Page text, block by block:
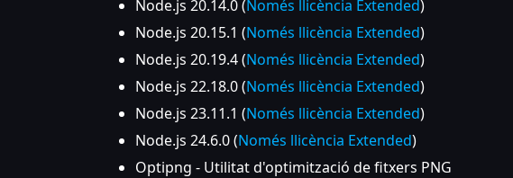
Node.js 20.14.0 (Només llicència Extended)
Node.js 20.15.1 (Només llicència Extended)
Node.js 20.19.4 (Només llicència Extended)
Node.js 22.18.0 (Només llicència Extended)
Node.js 23.11.1 (Només llicència Extended)
Node.js 24.6.0 (Només llicència Extended)
Optipng - Utilitat d'optimització de fitxers PNG